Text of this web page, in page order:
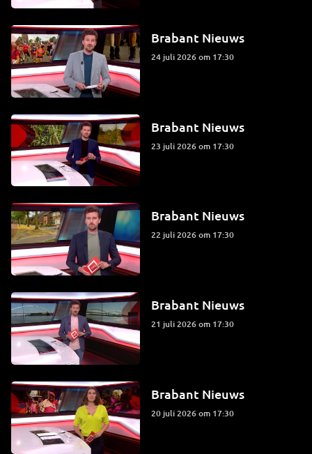
Brabant Nieuws
24 juli 2026 om 17:30
Brabant Nieuws
23 juli 2026 om 17:30
Brabant Nieuws
22 juli 2026 om 17:30
Brabant Nieuws
21 juli 2026 om 17:30
Brabant Nieuws
20 juli 2026 om 17:30